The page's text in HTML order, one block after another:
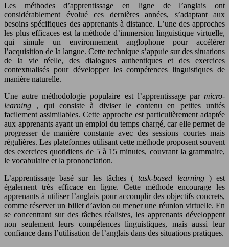
Les méthodes d’apprentissage en ligne de l’anglais ont
considérablement évolué ces dernières années, s’adaptant aux
besoins spécifiques des apprenants à distance. L’une des approches
les plus efficaces est la méthode d’immersion linguistique virtuelle,
qui simule un environnement anglophone pour accélérer
l’acquisition de la langue. Cette technique s’appuie sur des situations
de la vie réelle, des dialogues authentiques et des exercices
contextualisés pour développer les compétences linguistiques de
manière naturelle.
Une autre méthodologie populaire est l’apprentissage par micro-
learning , qui consiste à diviser le contenu en petites unités
facilement assimilables. Cette approche est particulièrement adaptée
aux apprenants ayant un emploi du temps chargé, car elle permet de
progresser de manière constante avec des sessions courtes mais
régulières. Les plateformes utilisant cette méthode proposent souvent
des exercices quotidiens de 5 à 15 minutes, couvrant la grammaire,
le vocabulaire et la prononciation.
L’apprentissage basé sur les tâches (task-based learning ) est
également très efficace en ligne. Cette méthode encourage les
apprenants à utiliser l’anglais pour accomplir des objectifs concrets,
comme réserver un billet d’avion ou mener une réunion virtuelle. En
se concentrant sur des tâches réalistes, les apprenants développent
non seulement leurs compétences linguistiques, mais aussi leur
confiance dans l’utilisation de l’anglais dans des situations pratiques.